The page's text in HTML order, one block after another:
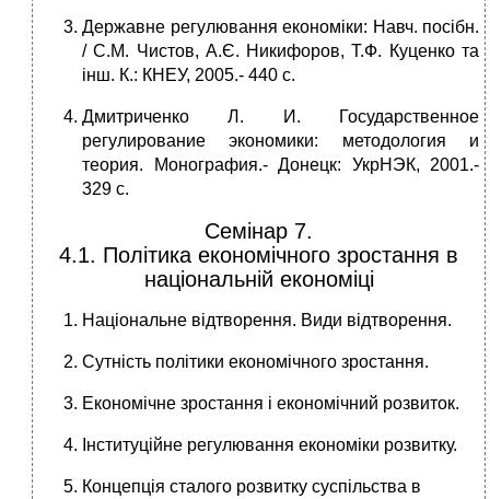
Державне регулювання економіки: Навч. посібн.
/ С.М. Чистов, А.Є. Никифоров, Т.Ф. Куценко та
інш. К.: КНЕУ, 2005.- 440 с.
Дмитриченко Л. И. Государственное
регулирование экономики: методология и
теория. Монография.- Донецк: УкрНЭК, 2001.-
329 с.
Семінар 7.
4.1. Політика економічного зростання в
національній економіці
Національне відтворення. Види відтворення.
Сутність політики економічного зростання.
Економічне зростання і економічний розвиток.
Інституційне регулювання економіки розвитку.
Концепція сталого розвитку суспільства в